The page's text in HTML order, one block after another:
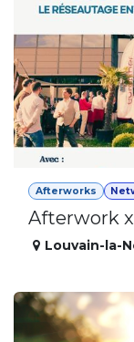
Afterworks
Afterwork
Louvain-la-